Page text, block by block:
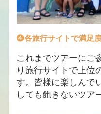
❹各旅行サイトで満足
これまでツアーにご
り旅行サイトで上位
す。皆様に楽しんで
しても飽きないツア